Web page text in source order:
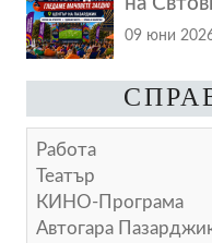
09 юни
Работа
Театър
КИНО-Програма
Автогара